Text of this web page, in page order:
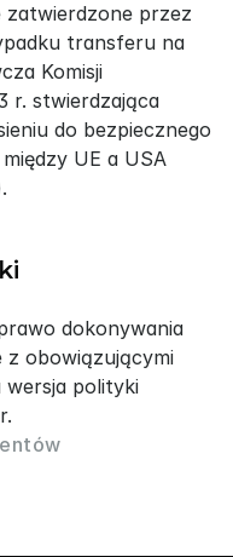
zatwierdzone przez
transferu na
Komisji
r. stwierdzająca
do bezpiecznego
UE a USA
dokonywania
z obowiązującymi
wersja polityki